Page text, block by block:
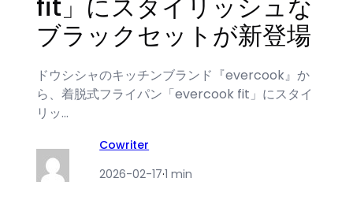
ブラックセットが新登場
ドウシシャのキッチンブランド『evercook』か
ら、着脱式フライパン「evercook fit」にスタイ
リッ…
Cowriter
2026-02-17·1 min